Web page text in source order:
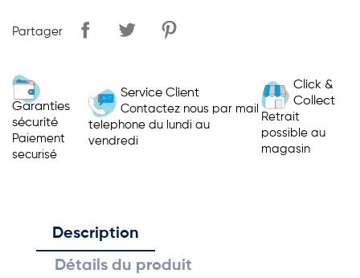
Partager
Garanties
sécurité
Paiement
securisé
Service Client
Contactez nous par mail
telephone du lundi au
vendredi
Click &
Collect
Retrait
possible au
magasin
Description
Détails du produit